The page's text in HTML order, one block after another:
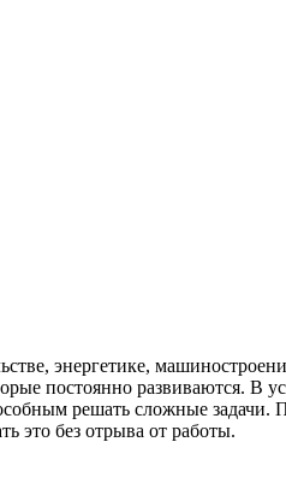
энергетике,
постоянно развиваются. В
решать сложные
это без отрыва от работы.